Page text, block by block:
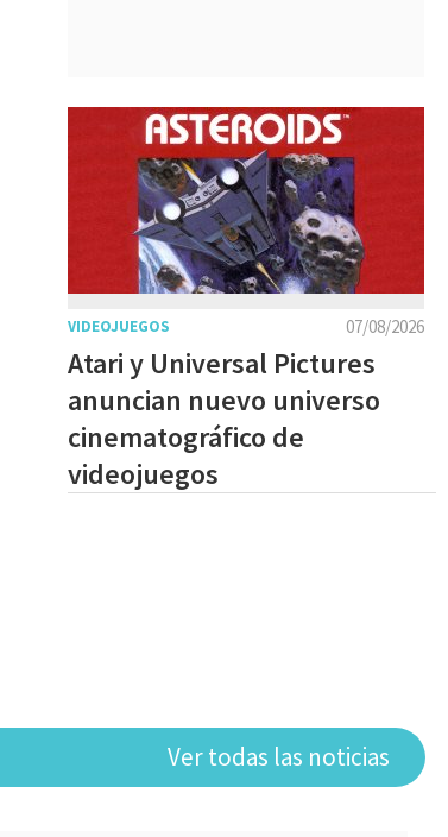
07/08/2026
VIDEOJUEGOS
Atari y Universal Pictures
anuncian nuevo universo
cinematográfico de
videojuegos
Ver todas las noticias